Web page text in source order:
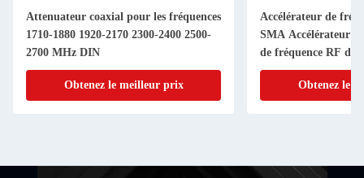
Attenuateur coaxial pour les fréquences
1710-1880 1920-2170 2300-2400 2500-
2700 MHz DIN
Obtenez le meilleur prix
Accélérateur de
SMA Accélérateur
de fréquence RF de
Connecteur 1-40dB
Obtenez le